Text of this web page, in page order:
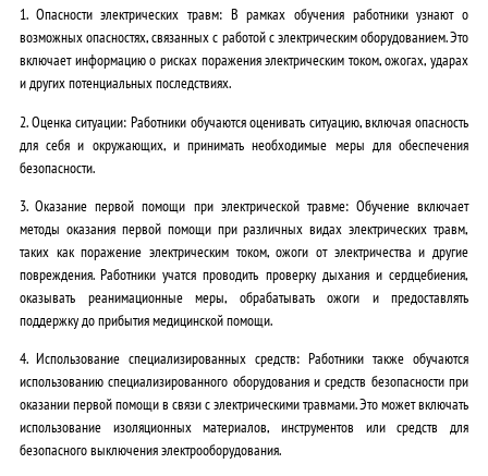
1. Опасности электрических травм: В рамках обучения работники узнают о
возможных опасностях, связанных с работой с электрическим оборудованием. Это
включает информацию о рисках поражения электрическим током, ожогах, ударах
и других потенциальных последствиях.
2.Оценка ситуации: Работники обучаются оценивать ситуацию, включая опасность
для себя и окружающих, и принимать необходимые меры для обеспечения
безопасности.
3. Оказание первой помощи при электрической травме: Обучение включает
методы оказания первой помощи при различных видах электрических травм,
таких как поражение электрическим током, ожоги от электричества и другие
повреждения. Работники учатся проводить проверку дыхания и сердцебиения,
оказывать реанимационные меры, обрабатывать ожоги и предоставлять
поддержку до прибытия медицинской помощи.
4. Использование специализированных средств: Работники также обучаются
использованию специализированного оборудования и средств безопасности при
оказании первой помощи в связи с электрическими травмами. Это может включать
использование изоляционных материалов, инструментов или средств для
безопасного выключения электрооборудования.